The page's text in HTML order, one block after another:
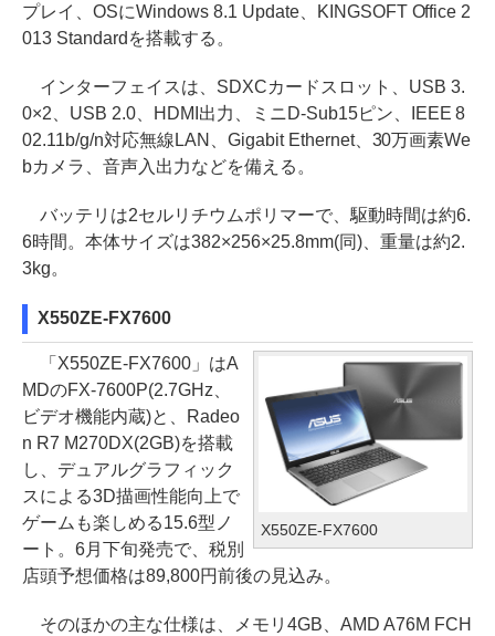
プレイ、OSにWindows 8.1 Update、KINGSOFT Office 2
013 Standardを搭載する。
インターフェイスは、SDXCカードスロット、USB 3.
0×2、USB 2.0、HDMI出力、ミニD-Sub15ピン、IEEE 8
02.11b/g/n対応無線LAN、Gigabit Ethernet、30万画素We
bカメラ、音声入出力などを備える。
バッテリは2セルリチウムポリマーで、駆動時間は約6.
6時間。本体サイズは382×256×25.8mm(同)、重量は約2.
3kg。
X550ZE-FX7600
X550ZE-FX7600
「X550ZE-FX7600」はA
MDのFX-7600P(2.7GHz、
ビデオ機能内蔵)と、Radeo
n R7 M270DX(2GB)を搭載
し、デュアルグラフィック
スによる3D描画性能向上で
ゲームも楽しめる15.6型ノ
ート。6月下旬発売で、税別
店頭予想価格は89,800円前後の見込み。
そのほかの主な仕様は、メモリ4GB、AMD A76M FCH